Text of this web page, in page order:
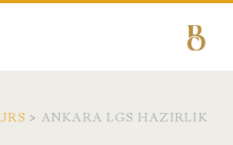
> ANKARA LGS HAZIRLIK